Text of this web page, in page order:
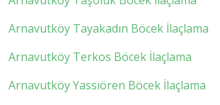
Arnavutköy Tayakadın Böcek İlaçlama
Arnavutköy Terkos Böcek İlaçlama
Arnavutköy Yassıören Böcek İlaçlama